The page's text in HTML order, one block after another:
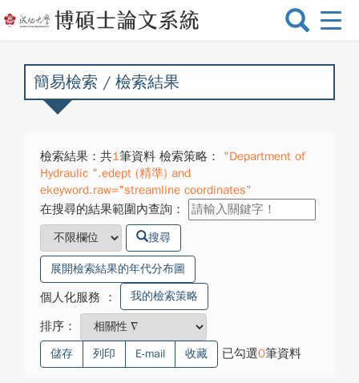
選
換
簡易檢索 / 檢索結果
檢索結果：共1筆資料 檢索策略：
"Department of
Hydraulic ".edept (精準) and
ekeyword.raw="streamline coordinates"
在搜尋的結果範圍內查詢：
搜尋
展開檢索結果的年代分布圖
個人化服務 ： 我的檢索策略
排序：
儲存 列印 E-mail 收藏 已勾選0筆資料